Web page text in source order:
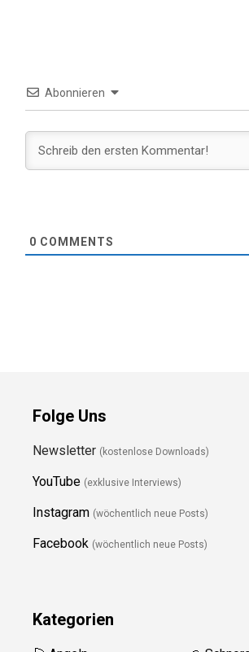
Abonnieren
0 COMMENTS
Folge Uns
Newsletter (kostenlose Downloads)
YouTube (exklusive Interviews)
Instagram (wöchentlich neue Posts)
Facebook (wöchentlich neue Posts)
Kategorien